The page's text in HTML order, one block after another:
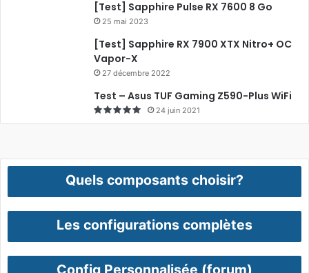
[Test] Sapphire Pulse RX 7600 8 Go
25 mai 2023
[Test] Sapphire RX 7900 XTX Nitro+ OC
Vapor-X
27 décembre 2022
Test – Asus TUF Gaming Z590-Plus WiFi
24 juin 2021
Quels composants choisir?
Les configurations complètes
Config Personnalisée (forum)